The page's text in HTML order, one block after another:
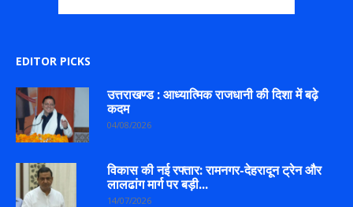
EDITOR PICKS
उत्तराखण्ड : आध्यात्मिक राजधानी की दिशा में बढ़े
कदम
04/08/2026
विकास की नई रफ्तार: रामनगर-देहरादून ट्रेन और
लालढांग मार्ग पर बड़ी...
14/07/2026